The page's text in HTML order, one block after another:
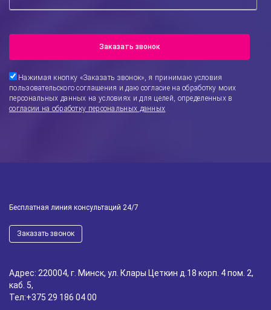
Заказать звонок
Нажимая кнопку «Заказать звонок», я принимаю условия
пользовательского соглашения и даю согласие на обработку моих
персональных данных на условиях и для целей, определенных в
согласии на обработку персональных данных
Бесплатная линия консультаций 24/7
Заказать звонок
Адрес: 220004, г. Минск, ул. Клары Цеткин д.18 корп. 4 пом. 2,
каб. 5,
Тел:+375 29 186 04 00